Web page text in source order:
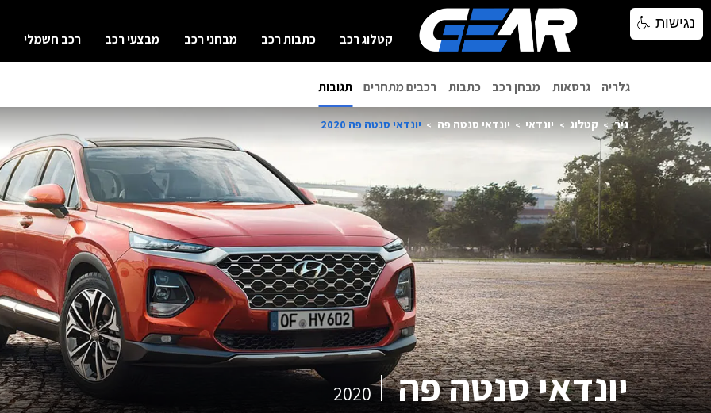
קטלוג רכב כתבות רכב מבחני רכב מבצעי רכב רכב חשמלי
גלריה גרסאות מבחן רכב כתבות רכבים מתחרים תגובות
גיר קטלוג יונדאי יונדאי סנטה פה יונדאי סנטה פה 2020
יונדאי סנטה פה 2020
נגישות
נגישות